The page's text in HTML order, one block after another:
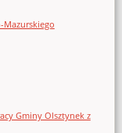
Gminy Olsztynek z